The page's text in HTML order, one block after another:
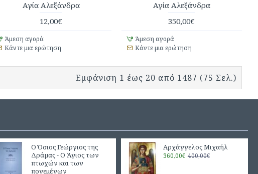
Αγία Αλεξάνδρα
12,00€
Άμεση αγορά
Κάντε μια ερώτηση
Αγία Αλεξάνδρα
350,00€
Άμεση αγορά
Κάντε μια ερώτηση
Εμφάνιση 1 έως 20 από 1487 (75 Σελ.)
Ο Όσιος Γεώργιος της
Δράμας - Ο Άγιος των
πτωχών και των
πονεμένων
Αρχάγγελος Μιχαήλ
360,00€ 400,00€